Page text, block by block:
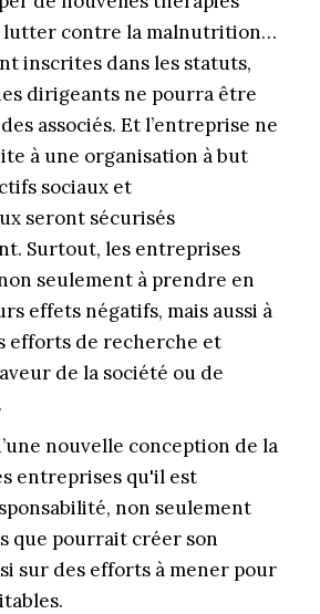
lutter contre la malnutrition…
inscrites dans les statuts,
dirigeants ne pourra être
associés. Et l’entre­prise ne
à une organisation à but
sociaux et
seront sécurisés
Surtout, les entreprises
seulement à prendre en
effets négatifs, mais aussi à
efforts de recherche et
de la société ou de
nouvelle conception de la
entreprises qu'il est
non seulement
que pourrait créer son
sur des efforts à mener pour